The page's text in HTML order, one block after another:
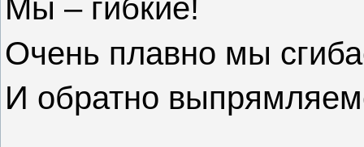
Мы – гибкие!
Очень плавно мы
И обратно